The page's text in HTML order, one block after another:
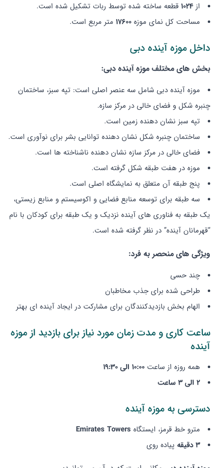
از 1024 قطعه ساخته شده توسط ربات تشکیل شده است.
مساحت کل نمای موزه 17600 متر مربع است.
داخل موزه آینده دبی
بخش های مختلف موزه آینده دبی:
موزه آینده دبی شامل سه عنصر اصلی است: تپه سبز، ساختمان
چنبره شکل و فضای خالی در مرکز سازه.
تپه سبز نشان دهنده زمین است.
ساختمان چنبره شکل نشان دهنده توانایی بشر برای نوآوری است.
فضای خالی در مرکز سازه نشان دهنده ناشناخته ها است.
موزه در هفت طبقه شکل گرفته است.
پنج طبقه آن متعلق به نمایشگاه اصلی است.
سه طبقه برای توسعه منابع فضایی و اکوسیستم و منابع زیستی،
یک طبقه به فناوری های آینده نزدیک و یک طبقه برای کودکان با نام
“قهرمانان آینده” در نظر گرفته شده است.
ویژگی های منحصر به فرد:
چند حسی
طراحی شده برای جذب مخاطبان
الهام بخش بازدیدکنندگان برای مشارکت در ایجاد آینده ای بهتر
ساعت کاری و مدت زمان مورد نیاز برای بازدید از موزه
آینده
همه روزه از ساعت
2 الی 3 ساعت
دسترسی به موزه آینده
مترو خط قرمز، ایستگاه Emirates Towers
3 دقیقه
پیاده روی